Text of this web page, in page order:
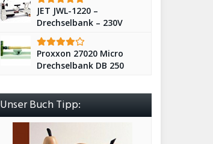
JET JWL-1220 –
Drechselbank – 230V
Proxxon 27020 Micro
Drechselbank DB 250
Unser Buch Tipp: